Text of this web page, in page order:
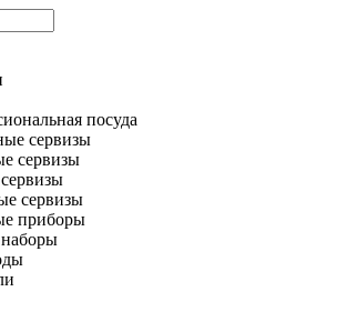
посуда
сервизы
сервизы
сервизы
приборы